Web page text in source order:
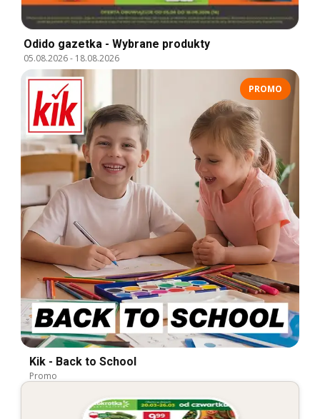
Odido gazetka - Wybrane produkty
05.08.2026- 18.08.2026
PROMO
Kik - Back to School
Promo